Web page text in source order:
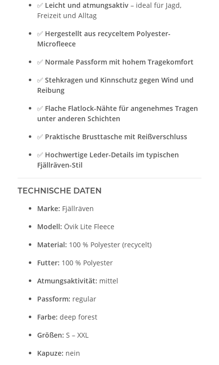
✅ Leicht und atmungsaktiv – ideal für Jagd,
Freizeit und Alltag
✅ Hergestellt aus recyceltem Polyester-
Microfleece
✅ Normale Passform mit hohem Tragekomfort
✅ Stehkragen und Kinnschutz gegen Wind und
Reibung
✅ Flache Flatlock-Nähte für angenehmes Tragen
unter anderen Schichten
✅ Praktische Brusttasche mit Reißverschluss
✅ Hochwertige Leder-Details im typischen
Fjällräven-Stil
TECHNISCHE DATEN
Marke: Fjällräven
Modell: Övik Lite Fleece
Material: 100 % Polyester (recycelt)
Futter: 100 % Polyester
Atmungsaktivität: mittel
Passform: regular
Farbe: deep forest
Größen: S – XXL
Kapuze: nein